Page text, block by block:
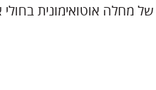
של מחלה אוטואימונית